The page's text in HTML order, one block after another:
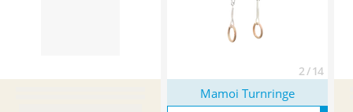
2 / 14
Mamoi Turnringe